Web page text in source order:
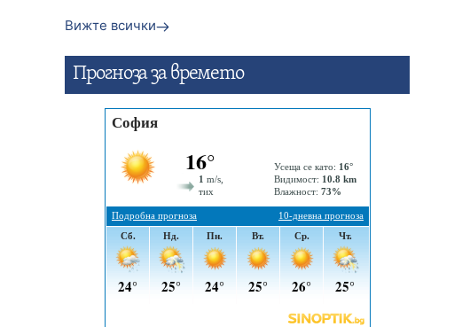
Вижте всички
Прогнозa за времето